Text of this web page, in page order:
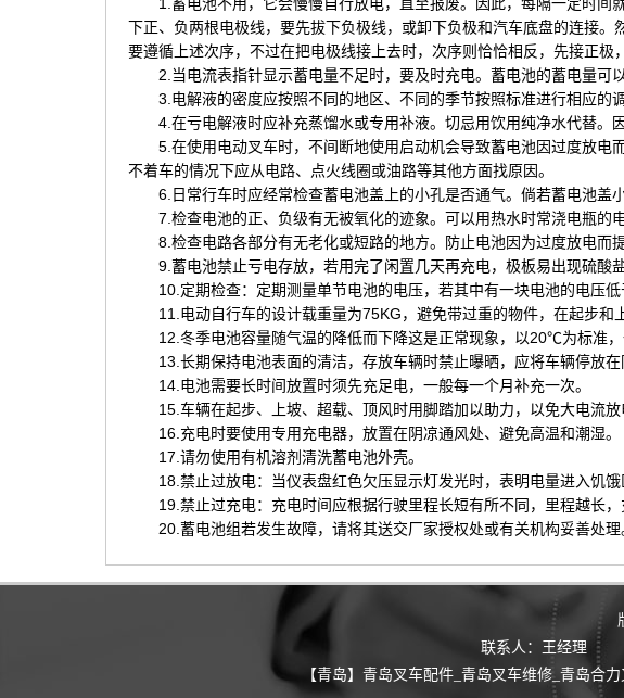
下正、负两根电极线，要先拔下负极线，或卸下负极和汽车底盘的连接
要遵循上述次序，不过在把电极线接上去时，次序则恰恰相反，先接正极
2.当电流表指针显示蓄电量不足时，要及时充电。蓄电池的蓄电量可
3.电解液的密度应按照不同的地区、不同的季节按照标准进行相应的调
4.在亏电解液时应补充蒸馏水或专用补液。切忌用饮用纯净水代替。
5.在使用电动叉车时，不间断地使用启动机会导致蓄电池因过度放电
不着车的情况下应从电路、点火线圈或油路等其他方面找原因。
6.日常行车时应经常检查蓄电池盖上的小孔是否通气。倘若蓄电池盖
7.检查电池的正、负级有无被氧化的迹象。可以用热水时常浇电瓶的电
8.检查电路各部分有无老化或短路的地方。防止电池因为过度放电而提
9.蓄电池禁止亏电存放，若用完了闲置几天再充电，极板易出现硫酸盐
10.定期检查：定期测量单节电池的电压，若其中有一块电池的电压低
11.电动自行车的设计载重量为75KG，避免带过重的物件，在起步和上
12.冬季电池容量随气温的降低而下降这是正常现象，以20℃为标准，
13.长期保持电池表面的清洁，存放车辆时禁止曝晒，应将车辆停放在
14.电池需要长时间放置时须先充足电，一般每一个月补充一次。
15.车辆在起步、上坡、超载、顶风时用脚踏加以助力，以免大电流放
16.充电时要使用专用充电器，放置在阴凉通风处、避免高温和潮湿。
17.请勿使用有机溶剂清洗蓄电池外壳。
18.禁止过放电：当仪表盘红色欠压显示灯发光时，表明电量进入饥饿
19.禁止过充电：充电时间应根据行驶里程长短有所不同，里程越长，
20.蓄电池组若发生故障，请将其送交厂家授权处或有关机构妥善处理
联系人：王经理
【青岛】青岛叉车配件_青岛叉车维修_青岛合